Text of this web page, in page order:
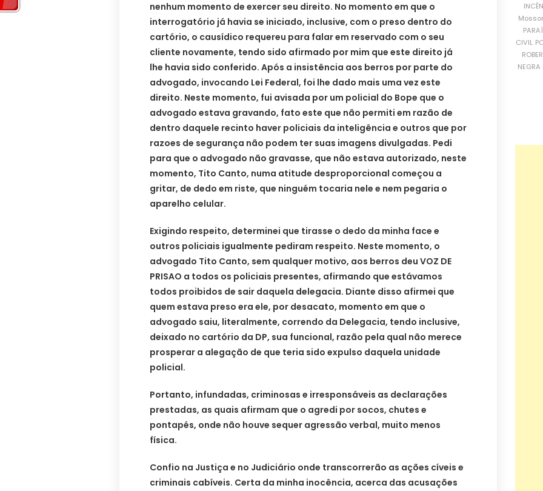
nenhum momento de exercer seu direito. No momento em que o
interrogatório já havia se iniciado, inclusive, com o preso dentro do
cartório, o causídico requereu para falar em reservado com o seu
cliente novamente, tendo sido afirmado por mim que este direito já
lhe havia sido conferido. Após a insistência aos berros por parte do
advogado, invocando Lei Federal, foi lhe dado mais uma vez este
direito. Neste momento, fui avisada por um policial do Bope que o
advogado estava gravando, fato este que não permiti em razão de
dentro daquele recinto haver policiais da inteligência e outros que por
razoes de segurança não podem ter suas imagens divulgadas. Pedi
para que o advogado não gravasse, que não estava autorizado, neste
momento, Tito Canto, numa atitude desproporcional começou a
gritar, de dedo em riste, que ninguém tocaria nele e nem pegaria o
aparelho celular.
Exigindo respeito, determinei que tirasse o dedo da minha face e
outros policiais igualmente pediram respeito. Neste momento, o
advogado Tito Canto, sem qualquer motivo, aos berros deu VOZ DE
PRISAO a todos os policiais presentes, afirmando que estávamos
todos proibidos de sair daquela delegacia. Diante disso afirmei que
quem estava preso era ele, por desacato, momento em que o
advogado saiu, literalmente, correndo da Delegacia, tendo inclusive,
deixado no cartório da DP, sua funcional, razão pela qual não merece
prosperar a alegação de que teria sido expulso daquela unidade
policial.
Portanto, infundadas, criminosas e irresponsáveis as declarações
prestadas, as quais afirmam que o agredi por socos, chutes e
pontapés, onde não houve sequer agressão verbal, muito menos
física.
Confio na Justiça e no Judiciário onde transcorrerão as ações cíveis e
criminais cabíveis. Certa da minha inocência, acerca das acusações
CIVIL
NEGRA